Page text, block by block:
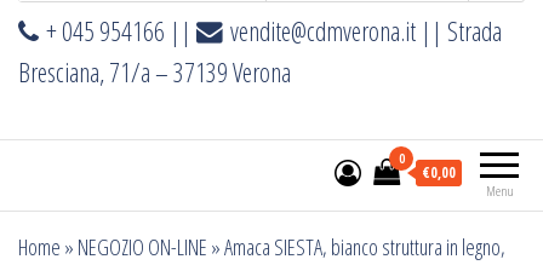
+ 045 954166 || vendite@cdmverona.it || Strada
Bresciana, 71/a – 37139 Verona
Menu
0
€0,00
Home » NEGOZIO ON-LINE »Amaca SIESTA, bianco struttura in legno,